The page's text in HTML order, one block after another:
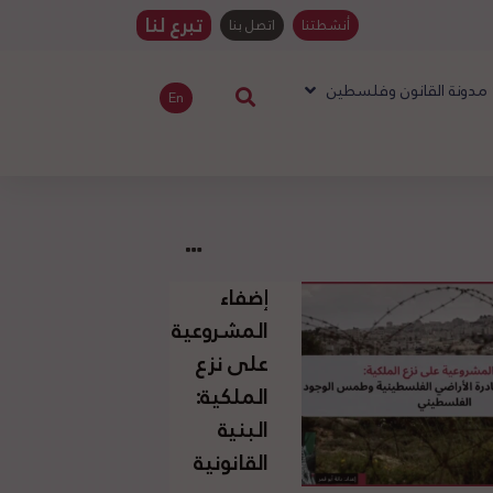
أنشطتنا اتصل بنا تبرع لنا
مدونة القانون وفلسطين En
إضفاء
المشروعية
على نزع
الملكية:
البنية
القانونية